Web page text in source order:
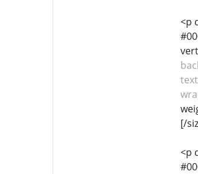
<p
[/
<p